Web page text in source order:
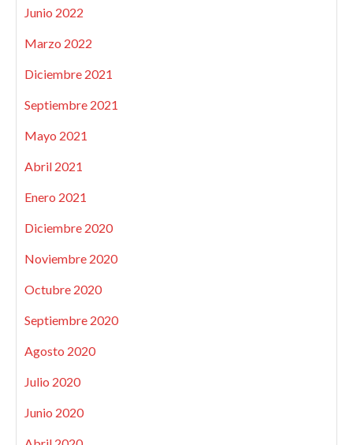
Junio 2022
Marzo 2022
Diciembre 2021
Septiembre 2021
Mayo 2021
Abril 2021
Enero 2021
Diciembre 2020
Noviembre 2020
Octubre 2020
Septiembre 2020
Agosto 2020
Julio 2020
Junio 2020